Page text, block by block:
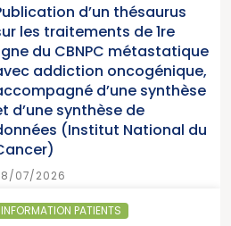
1re
synthèse
du